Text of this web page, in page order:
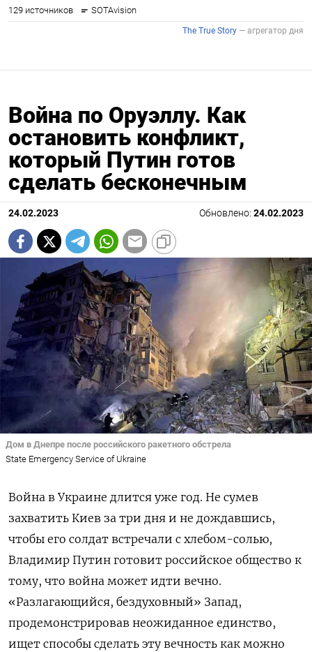
Война по Оруэллу. Как
остановить конфликт,
который Путин готов
сделать бесконечным
24.02.2023 Обновлено: 24.02.2023
Дом в Днепре после российского ракетного обстрела
State Emergency Service of Ukraine
Война в Украине длится уже год. Не сумев
захватить Киев за три дня и не дождавшись,
чтобы его солдат встречали с хлебом-солью,
Владимир Путин готовит российское общество к
тому, что война может идти вечно.
«Разлагающийся, бездуховный» Запад,
продемонстрировав неожиданное единство,
ищет способы сделать эту вечность как можно